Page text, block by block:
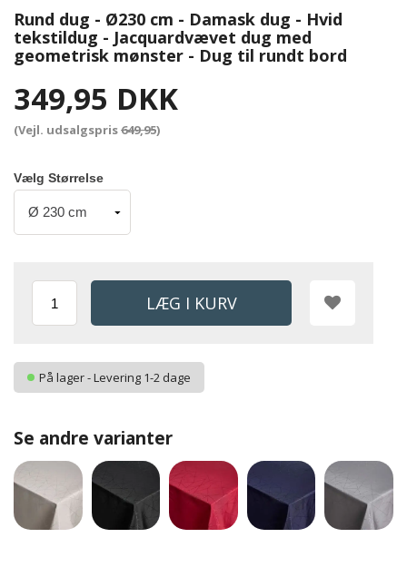
Rund dug - Ø230 cm - Damask dug - Hvid
tekstildug - Jacquardvævet dug med
geometrisk mønster - Dug til rundt bord
349,95 DKK
(Vejl. udsalgspris649,95)
Vælg Størrelse
På lager - Levering 1-2 dage
Se andre varianter